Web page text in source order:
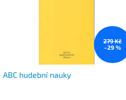
279 Kč
–29 %
ABC hudební nauky